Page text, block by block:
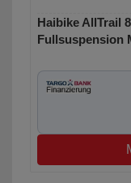
Haibike AllTrail
Fullsuspension